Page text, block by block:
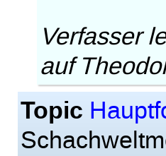
Verfasser
auf
Topic